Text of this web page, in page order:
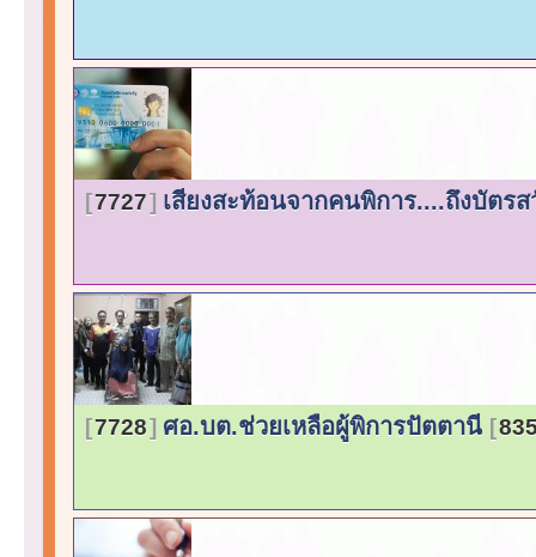
7727 เสียงสะท้อนจากคนพิการ....ถึงบัตร
7728 ศอ.บต.ช่วยเหลือผู้พิการปัตตานี